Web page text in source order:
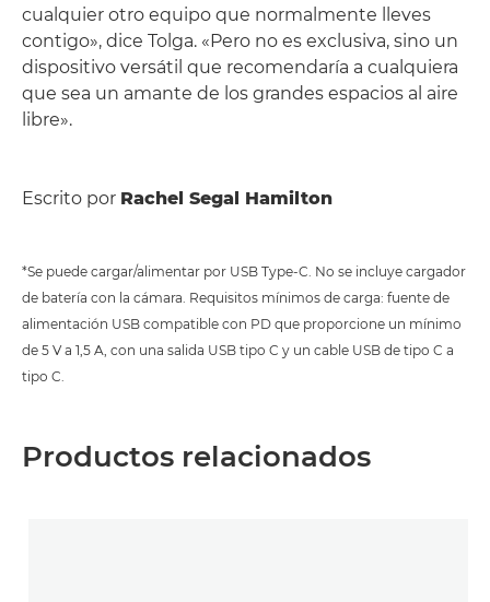
cualquier otro equipo que normalmente lleves
contigo», dice Tolga. «Pero no es exclusiva, sino un
dispositivo versátil que recomendaría a cualquiera
que sea un amante de los grandes espacios al aire
libre».
Escrito por Rachel Segal Hamilton
*Se puede cargar/alimentar por USB Type-C. No se incluye cargador
de batería con la cámara. Requisitos mínimos de carga: fuente de
alimentación USB compatible con PD que proporcione un mínimo
de 5 V a 1,5 A, con una salida USB tipo C y un cable USB de tipo C a
tipo C.
Productos relacionados